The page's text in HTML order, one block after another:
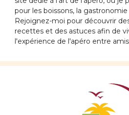
pour les boissons, la
Rejoignez-moi pour découvrir
recettes et des astuces afin de
l'expérience de l'apéro entre